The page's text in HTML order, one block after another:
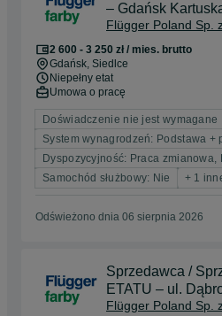
– Gdańsk
Flügger Poland Sp.
2 600 - 3 250 zł / mies. brutto
Gdańsk, Siedlce
Niepełny etat
Umowa o pracę
Doświadczenie nie jest wymagane
System wynagrodzeń: Podstawa +
Dyspozycyjność: Praca zmianowa,
Samochód służbowy: Nie
+ 1
Odświeżono dnia 06 sierpnia 2026
Sprzedawca /
ETATU – ul.
Flügger
Flügger Poland Sp.